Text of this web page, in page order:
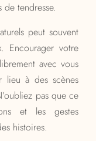
de tendresse.
peut souvent
Encourager votre
avec vous
lieu à des scènes
pas que ce
et les gestes
histoires.